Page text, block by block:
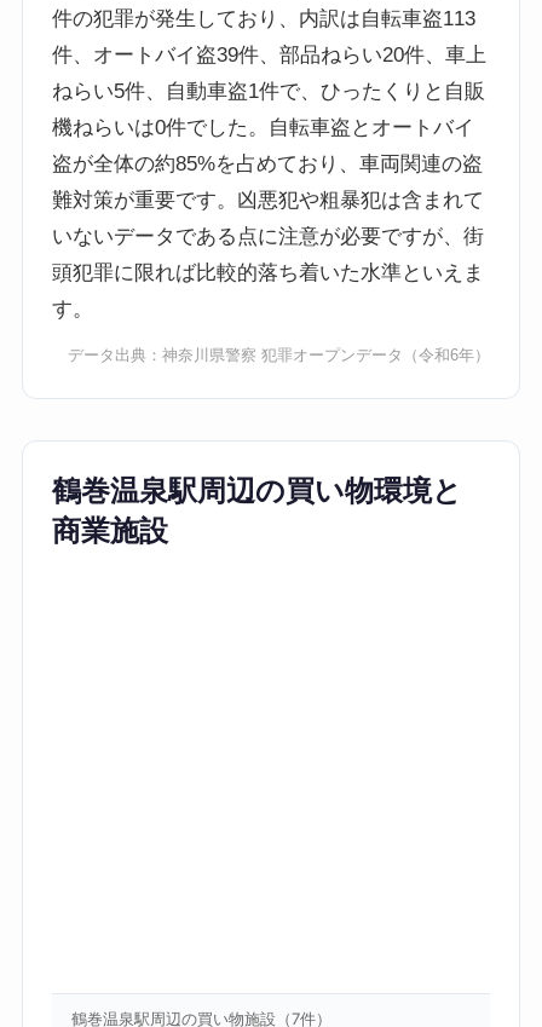
件の犯罪が発生しており、内訳は自転車盗113
件、オートバイ盗39件、部品ねらい20件、車上
ねらい5件、自動車盗1件で、ひったくりと自販
機ねらいは0件でした。自転車盗とオートバイ
盗が全体の約85%を占めており、車両関連の盗
難対策が重要です。凶悪犯や粗暴犯は含まれて
いないデータである点に注意が必要ですが、街
頭犯罪に限れば比較的落ち着いた水準といえま
す。
データ出典：神奈川県警察 犯罪オープンデータ （令和6年）
鶴巻温泉駅周辺の買い物環境と
商業施設